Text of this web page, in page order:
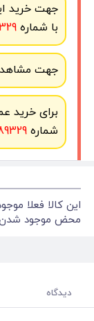
جهت خرید
با شماره
جهت
برای خرید
شماره
این کالا فعلا
محض موجود
دیدگاه